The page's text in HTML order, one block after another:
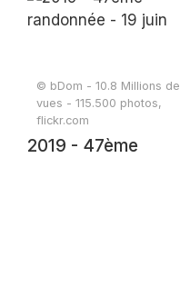
© bDom - 10.8 Millions de
vues - 115.500 photos,
flickr.com
2019 - 47ème